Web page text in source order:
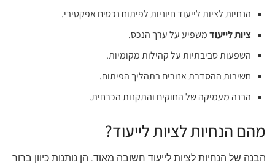
הנחיות לציות לייעוד חיוניות לפיתוח נכסים אפקטיבי.
ציות לייעודמשפיע על ערך הנכס.
השפעות סביבתיות על קהילות מקומיות.
חשיבות ההסדרת אזורים בתהליך הפיתוח.
הבנה מעמיקה של החוקים והתקנות הכרחית.
מהם הנחיות לציות לייעוד?
הבנה של הנחיות לציות לייעוד חשובה מאוד. הן נותנות כיוון ברור